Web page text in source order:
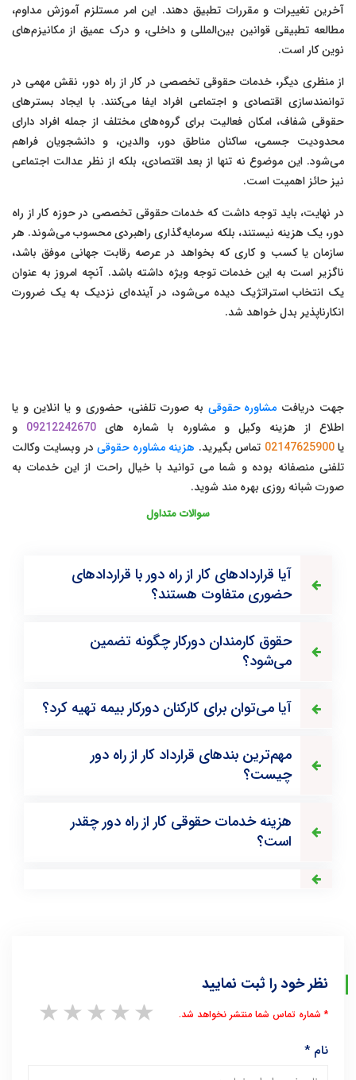
آخرین تغییرات و مقررات تطبیق دهند. این امر مستلزم آموزش مداوم،
مطالعه تطبیقی قوانین بین‌المللی و داخلی، و درک عمیق از مکانیزم‌های
نوین کار است.
از منظری دیگر، خدمات حقوقی تخصصی در کار از راه دور، نقش مهمی در
توانمندسازی اقتصادی و اجتماعی افراد ایفا می‌کنند. با ایجاد بسترهای
حقوقی شفاف، امکان فعالیت برای گروه‌های مختلف از جمله افراد دارای
محدودیت جسمی، ساکنان مناطق دور، والدین، و دانشجویان فراهم
می‌شود. این موضوع نه تنها از بعد اقتصادی، بلکه از نظر عدالت اجتماعی
نیز حائز اهمیت است.
در نهایت، باید توجه داشت که خدمات حقوقی تخصصی در حوزه کار از راه
دور، یک هزینه نیستند، بلکه سرمایه‌گذاری راهبردی محسوب می‌شوند. هر
سازمان یا کسب و کاری که بخواهد در عرصه رقابت جهانی موفق باشد،
ناگزیر است به این خدمات توجه ویژه داشته باشد. آنچه امروز به عنوان
یک انتخاب استراتژیک دیده می‌شود، در آینده‌ای نزدیک به یک ضرورت
انکارناپذیر بدل خواهد شد.
جهت دریافتمشاوره حقوقی به صورت تلفنی، حضوری و یا انلاین و یا
اطلاع از هزینه وکیل و مشاوره با شماره های 09212242670 و
یا02147625900 تماس بگیرید. هزینه مشاوره حقوقیدر وبسایت وکالت
تلفنی منصفانه بوده و شما می توانید با خیال راحت از این خدمات به
صورت شبانه روزی بهره مند شوید.
سوالات متداول
آیا قراردادهای کار از راه دور با قراردادهای
حضوری متفاوت هستند؟
حقوق کارمندان دورکار چگونه تضمین
می‌شود؟
آیا می‌توان برای کارکنان دورکار بیمه تهیه کرد؟
مهم‌ترین بندهای قرارداد کار از راه دور
چیست؟
هزینه خدمات حقوقی کار از راه دور چقدر
است؟
نظر خود را ثبت نمایید
5 stars
4 stars
3 stars
2 stars * شماره تماس شما منتشر نخواهد شد.
نام*